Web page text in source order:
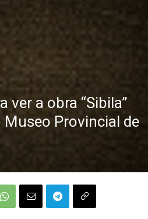
ver a obra “Sibila”
Museo Provincial de